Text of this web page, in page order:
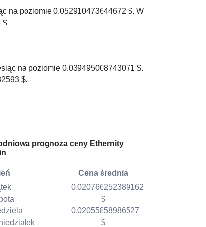
na poziomie 0.052910473644672 $. W
$.
na poziomie 0.039495008743071 $.
$.
prognoza ceny Ethernity
Cena średnia
0.020766252389162
$
0.02055858986527
$